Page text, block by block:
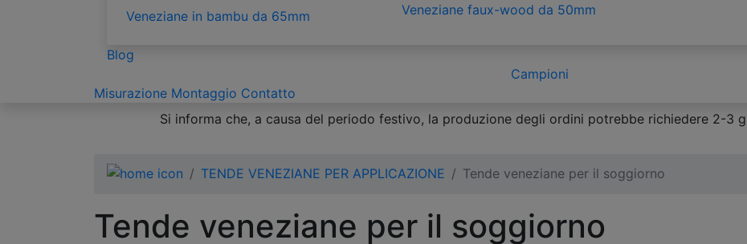
Veneziane in bambu da 65mm
Veneziane faux-wood da 50mm
Blog
Campioni
Misurazione Montaggio Contatto
Si informa che, a causa del periodo festivo, la produzione degli ordini potrebbe richiedere 2-3
TENDE VENEZIANE PER APPLICAZIONE Tende veneziane per il soggiorno
Tende veneziane per il soggiorno